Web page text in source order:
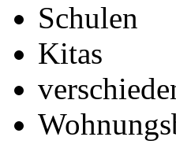
Schulen
Kitas